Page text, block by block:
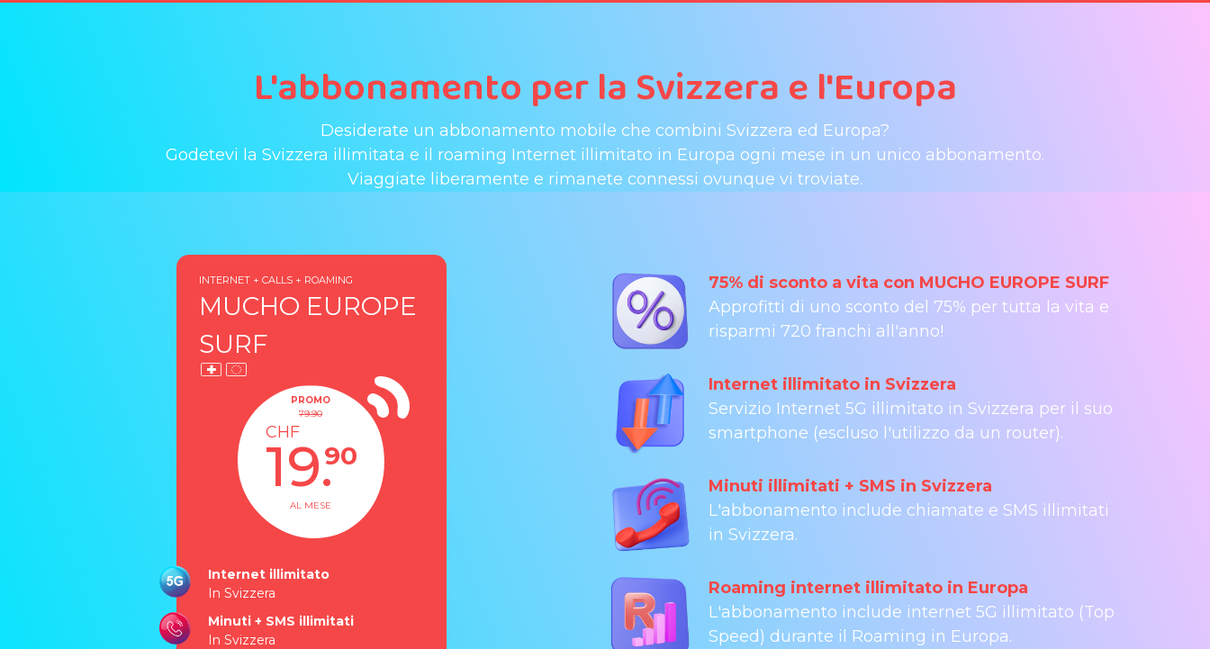
L'abbonamento per la Svizzera e l'Europa
Desiderate un abbonamento mobile che combini Svizzera ed Europa?
Godetevi la Svizzera illimitata e il roaming Internet illimitato in Europa ogni mese in un unico abbonamento.
Viaggiate liberamente e rimanete connessi ovunque vi troviate.
INTERNET + CALLS + ROAMING
MUCHO EUROPE
SURF
PROMO
79.90
CHF
19.90
AL MESE
Internet illimitato
In Svizzera
Minuti + SMS illimitati
In Svizzera
75% di sconto a vita con MUCHO EUROPE SURF
Approfitti di uno sconto del 75% per tutta la vita e
risparmi 720 franchi all'anno!
Internet illimitato in Svizzera
Servizio Internet 5G illimitato in Svizzera per il suo
smartphone (escluso l'utilizzo da un router).
Minuti illimitati + SMS in Svizzera
L'abbonamento include chiamate e SMS illimitati
in Svizzera.
Roaming internet illimitato in Europa
L'abbonamento include internet 5G illimitato (Top
Speed) durante il Roaming in Europa.